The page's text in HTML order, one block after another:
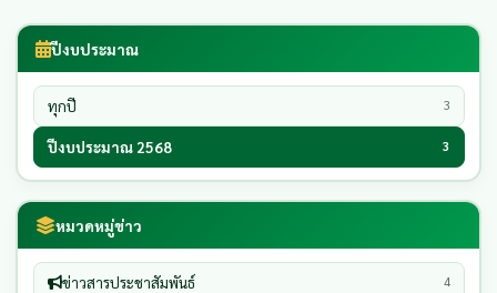
ปีงบประมาณ
ทุกปี 3
ปีงบประมาณ 2568 3
หมวดหมู่ข่าว
ข่าวสารประชาสัมพันธ์ 4